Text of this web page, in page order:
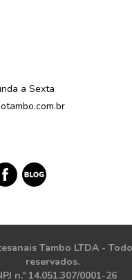
a Sexta
Tambo LTDA -
reservados.
n.º 14.051.307/0001-26